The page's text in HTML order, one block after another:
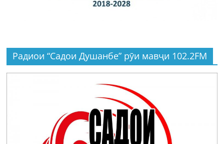
Радиои “Садои Душанбе” рӯи мавҷи 102.2FM